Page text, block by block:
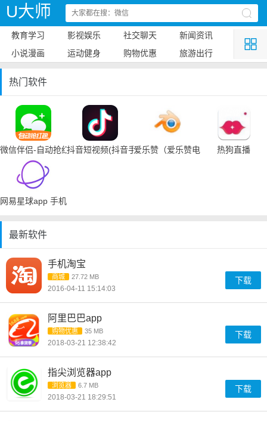
U大师
教育学习 影视娱乐 社交聊天
新闻资讯
小说漫画
运动健身 购物优惠 旅游出行
热门软件
微信伴侣-自动抢红包抖音短视频(抖音手机下载)爱乐赞（爱乐赞电脑手机下载）
热狗直播
网易星球app 手机下载
最新软件
手机淘宝
商城 27.72 MB
2016-04-11 15:14:03
下载
阿里巴巴app
购物优惠 35 MB
2018-03-21 12:38:42
下载
指尖浏览器app
浏览器 6.7 MB
2018-03-21 18:29:51
下载